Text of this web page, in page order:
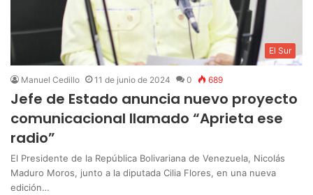
El Sur
Manuel Cedillo 11 de junio de 2024 0 689
Jefe de Estado anuncia nuevo proyecto
comunicacional llamado “Aprieta ese
radio”
El Presidente de la República Bolivariana de Venezuela, Nicolás
Maduro Moros, junto a la diputada Cilia Flores, en una nueva
edición…